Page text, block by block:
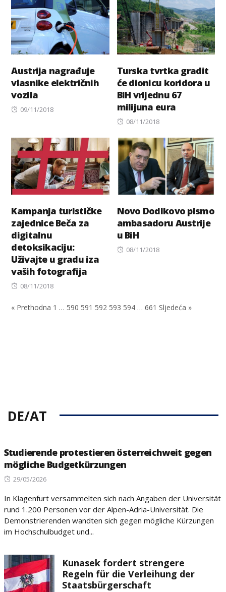
Austrija nagrađuje
vlasnike električnih
vozila
Posted
09/11/2018
Turska tvrtka gradit
će dionicu koridora u
BiH vrijednu 67
milijuna eura
Posted
08/11/2018
Kampanja turističke
zajednice Beča za
digitalnu
detoksikaciju:
Uživajte u gradu iza
vaših fotografija
Posted
08/11/2018
Novo Dodikovo pismo
ambasadoru Austrije
u BiH
Posted
08/11/2018
« Prethodna 1 … 590 591 592 593 594 … 661 Sljedeća »
DE/AT
Studierende protestieren österreichweit gegen
mögliche Budgetkürzungen
Posted
29/05/2026
In Klagenfurt versammelten sich nach Angaben der Universität
rund 1.200 Personen vor der Alpen-Adria-Universität. Die
Demonstrierenden wandten sich gegen mögliche Kürzungen
im Hochschulbudget und...
Kunasek fordert strengere
Regeln für die Verleihung der
Staatsbürgerschaft